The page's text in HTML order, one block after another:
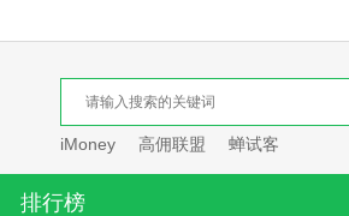
iMoney 高佣联盟 蝉试客
排行榜